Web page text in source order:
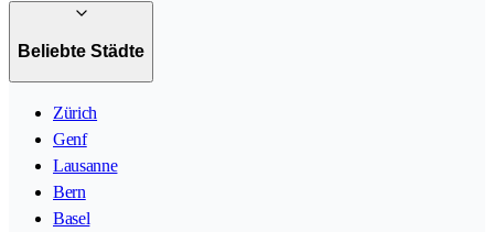
Beliebte Städte
Zürich
Genf
Lausanne
Bern
Basel